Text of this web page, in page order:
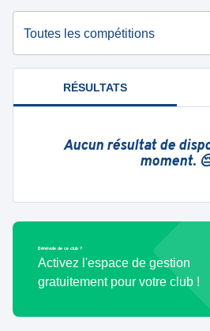
Toutes les compétitions
RÉSULTATS
Aucun résultat de
moment.
Bénévole de ce club ?
Activez l'espace de gestion
gratuitement pour votre club !